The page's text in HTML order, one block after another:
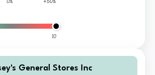
10
General Stores Inc